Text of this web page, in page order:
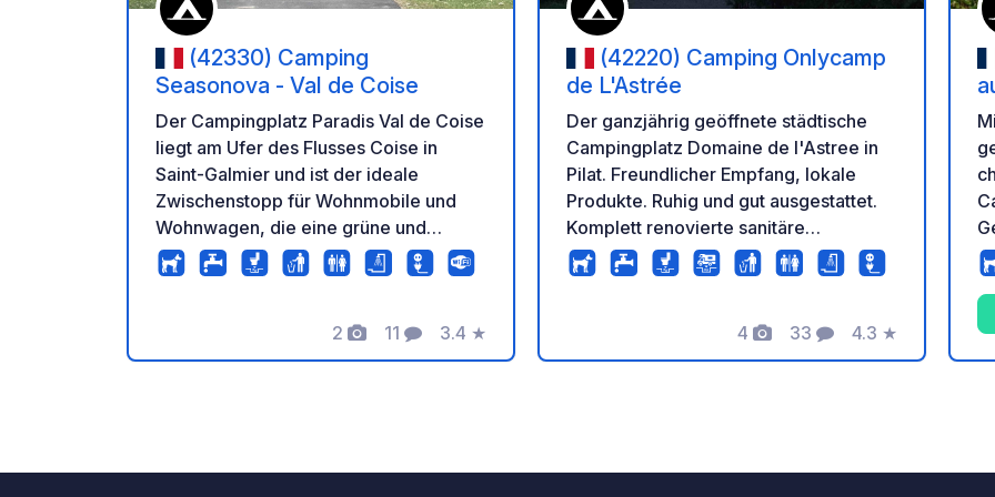
(42330) Camping
Seasonova - Val de Coise
Der Campingplatz Paradis Val de Coise
liegt am Ufer des Flusses Coise in
Saint-Galmier und ist der ideale
Zwischenstopp für Wohnmobile und
Wohnwagen, die eine grüne und
erholsame Auszeit in der Loire suchen.
Vom Campingplatz aus ist die Altstadt
Fuß zu erreichen. Er bietet geräumige
und schattige Stellplätze, die perfekt
2
Fotos
11
Kommentare
3.4
Bewertung
★
(42220) Camping Onlycamp
de L'Astrée
Der ganzjährig geöffnete städtische
Campingplatz Domaine de l'Astree in
Pilat. Freundlicher Empfang, lokale
Produkte. Ruhig und gut ausgestattet.
Komplett renovierte sanitäre
Einrichtungen. Kabellos. Weitere
Informationen finden Sie auf der
4
Fotos
33
Kommentare
4.3
Bewertung
★
Platz.